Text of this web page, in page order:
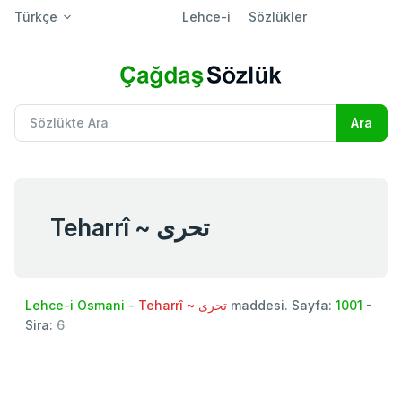
Türkçe Lehce-i Sözlükler
Teharrî ~ تحری
Lehce-i Osmani - Teharrî ~ تحری maddesi. Sayfa: 1001 -
Sira: 6